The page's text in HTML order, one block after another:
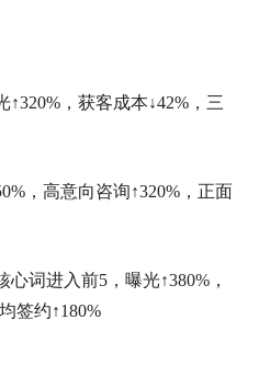
，获客成本↓42%，三
，高意向咨询↑320%，正面
词进入前5，曝光↑380%，
签约↑180%